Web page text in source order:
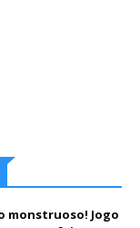
monstruoso! Jogo